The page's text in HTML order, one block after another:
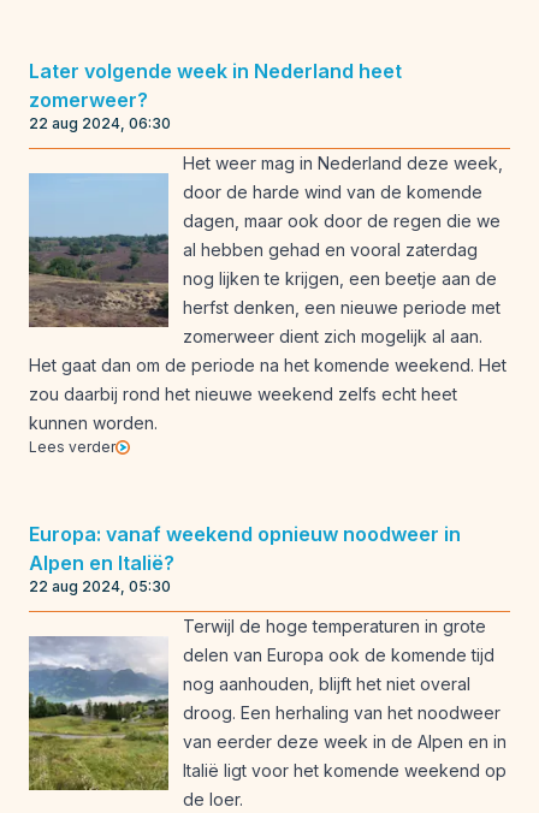
Later volgende week in Nederland heet
zomerweer?
22 aug 2024, 06:30
Het weer mag in Nederland deze week,
door de harde wind van de komende
dagen, maar ook door de regen die we
al hebben gehad en vooral zaterdag
nog lijken te krijgen, een beetje aan de
herfst denken, een nieuwe periode met
zomerweer dient zich mogelijk al aan.
Het gaat dan om de periode na het komende weekend. Het
zou daarbij rond het nieuwe weekend zelfs echt heet
kunnen worden.
Lees verder
Europa: vanaf weekend opnieuw noodweer in
Alpen en Italië?
22 aug 2024, 05:30
Terwijl de hoge temperaturen in grote
delen van Europa ook de komende tijd
nog aanhouden, blijft het niet overal
droog. Een herhaling van het noodweer
van eerder deze week in de Alpen en in
Italië ligt voor het komende weekend op
de loer.